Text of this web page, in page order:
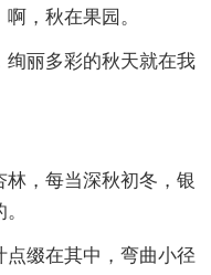
，秋在果园。
丽多彩的秋天就在我
，每当深秋初冬，银
点缀在其中，弯曲小径